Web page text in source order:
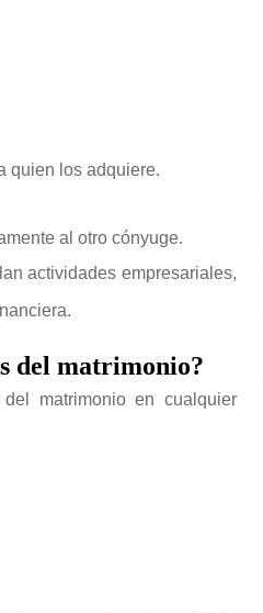
quien los adquiere.
al otro cónyuge.
actividades empresariales,
del matrimonio?
matrimonio en cualquier